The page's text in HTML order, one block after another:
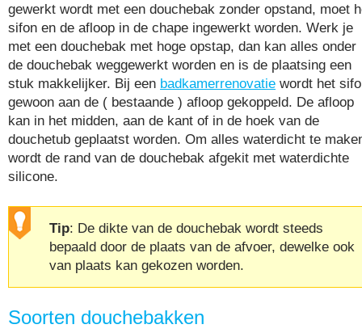
gewerkt wordt met een douchebak zonder opstand, moet
sifon en de afloop in de chape ingewerkt worden. Werk je
met een douchebak met hoge opstap, dan kan alles onder
de douchebak weggewerkt worden en is de plaatsing een
stuk makkelijker. Bij een badkamerrenovatie wordt het
gewoon aan de ( bestaande ) afloop gekoppeld. De afloop
kan in het midden, aan de kant of in de hoek van de
douchetub geplaatst worden. Om alles waterdicht te
wordt de rand van de douchebak afgekit met waterdichte
silicone.
Tip: De dikte van de douchebak wordt steeds
bepaald door de plaats van de afvoer, dewelke ook
van plaats kan gekozen worden.
Soorten douchebakken